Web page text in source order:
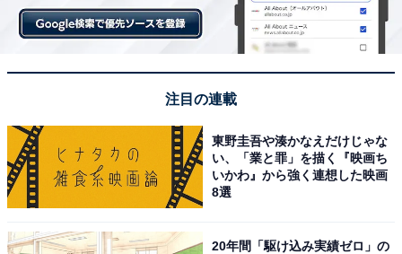
1位は『再会～Silent Truth～』でした。横関大さんの推
真さんが主人公・飛奈淳一を演じています。
注目の連載
東野圭吾や湊かなえだけじゃな
い、「業と罪」を描く『映画ち
いかわ』から強く連想した映画
8選
20年間「駆け込み実績ゼロ」の